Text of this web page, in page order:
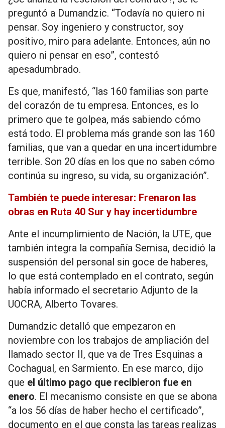
preguntó a Dumandzic. “Todavía no quiero ni
pensar. Soy ingeniero y constructor, soy
positivo, miro para adelante. Entonces, aún no
quiero ni pensar en eso”, contestó
apesadumbrado.
Es que, manifestó, “las 160 familias son parte
del corazón de tu empresa. Entonces, es lo
primero que te golpea, más sabiendo cómo
está todo. El problema más grande son las 160
familias, que van a quedar en una incertidumbre
terrible. Son 20 días en los que no saben cómo
continúa su ingreso, su vida, su organización”.
También te puede interesar: Frenaron las
obras en Ruta 40 Sur y hay incertidumbre
Ante el incumplimiento de Nación, la UTE, que
también integra la compañía Semisa, decidió la
suspensión del personal sin goce de haberes,
lo que está contemplado en el contrato, según
había informado el secretario Adjunto de la
UOCRA, Alberto Tovares.
Dumandzic detalló que empezaron en
noviembre con los trabajos de ampliación del
llamado sector II, que va de Tres Esquinas a
Cochagual, en Sarmiento. En ese marco, dijo
que el último pago que recibieron fue en
enero. El mecanismo consiste en que se abona
“a los 56 días de haber hecho el certificado”,
documento en el que consta las tareas realizas